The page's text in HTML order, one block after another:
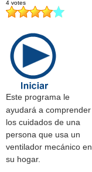
Este programa le
ayudará a comprender
los cuidados de una
persona que usa un
ventilador mecánico en
su hogar.